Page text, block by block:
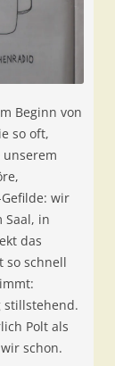
Beginn von
so oft,
unserem
wir
Saal, in
das
so schnell
stillstehend.
Polt als
schon.